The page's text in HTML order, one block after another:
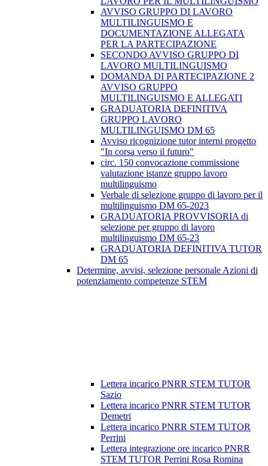
AVVISO GRUPPO DI LAVORO
MULTILINGUISMO E
DOCUMENTAZIONE ALLEGATA
PER LA PARTECIPAZIONE
SECONDO AVVISO GRUPPO DI
LAVORO MULTILINGUISMO
DOMANDA DI PARTECIPAZIONE 2
AVVISO GRUPPO
MULTILINGUISMO E ALLEGATI
GRADUATORIA DEFINITIVA
GRUPPO LAVORO
MULTILINGUISMO DM 65
Avviso ricognizione tutor interni progetto
"In corsa verso il futuro"
circ. 150 convocazione commissione
valutazione istanze gruppo lavoro
multilinguismo
Verbale di selezione gruppo di lavoro per il
multilinguismo DM 65-2023
GRADUATORIA PROVVISORIA di
selezione per gruppo di lavoro
multilinguismo DM 65-23
GRADUATORIA DEFINITIVA TUTOR
DM 65
Determine, avvisi, selezione personale Azioni di
potenziamento competenze STEM
Lettera incarico PNRR STEM TUTOR
Sazio
Lettera incarico PNRR STEM TUTOR
Demetri
Lettera incarico PNRR STEM TUTOR
Perrini
Lettera integrazione ore incarico PNRR
STEM TUTOR Perrini Rosa Romina